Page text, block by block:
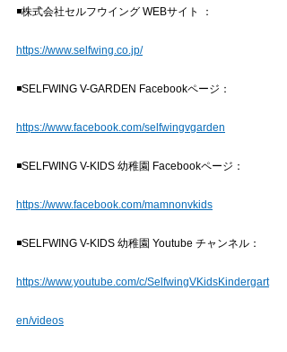
︎◾株式会社セルフウイング WEBサイト ：
https://www.selfwing.co.jp/
◾SELFWING V-GARDEN Facebookページ：
https://www.facebook.com/selfwingvgarden
◾SELFWING V-KIDS 幼稚園 Facebookページ：
https://www.facebook.com/mamnonvkids
◾SELFWING V-KIDS 幼稚園 Youtube チャンネル：
https://www.youtube.com/c/SelfwingVKidsKindergart
en/videos